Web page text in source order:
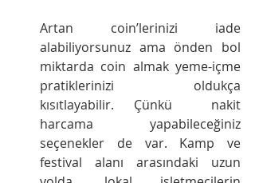
Artan coin’lerinizi iade
alabiliyorsunuz ama önden bol
miktarda coin almak yeme-içme
pratiklerinizi oldukça
kısıtlayabilir. Çünkü  nakit
harcama yapabileceğiniz
seçenekler de var. Kamp ve
festival alanı arasındaki uzun